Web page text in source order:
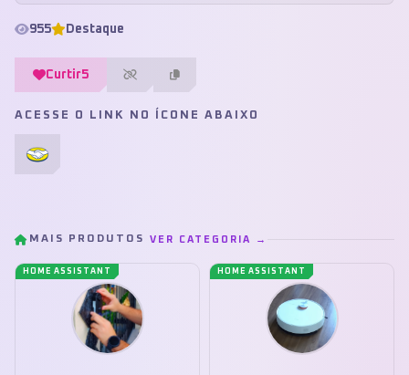
955 Destaque
Curtir5
ACESSE O LINK NO ÍCONE ABAIXO
MAIS PRODUTOS VER CATEGORIA →
HOME ASSISTANT HOME ASSISTANT